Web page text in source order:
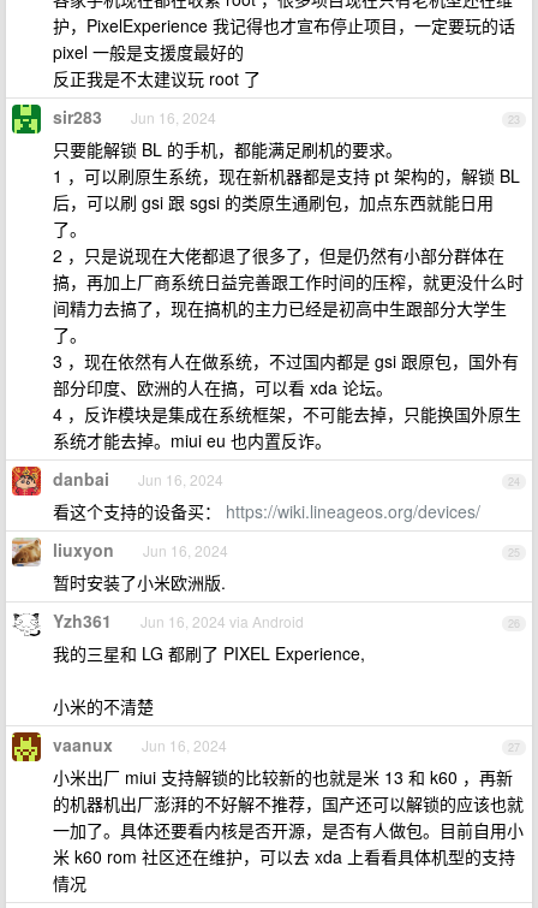
护，PixelExperience 我记得也才宣布停止项目，一定要玩的话
pixel 一般是支援度最好的
反正我是不太建议玩 root 了
23
sir283 Jun 16, 2024
只要能解锁 BL 的手机，都能满足刷机的要求。
1 ，可以刷原生系统，现在新机器都是支持 pt 架构的，解锁 BL
后，可以刷 gsi 跟 sgsi 的类原生通刷包，加点东西就能日用
了。
2 ，只是说现在大佬都退了很多了，但是仍然有小部分群体在
搞，再加上厂商系统日益完善跟工作时间的压榨，就更没什么时
间精力去搞了，现在搞机的主力已经是初高中生跟部分大学生
了。
3 ，现在依然有人在做系统，不过国内都是 gsi 跟原包，国外有
部分印度、欧洲的人在搞，可以看 xda 论坛。
4 ，反诈模块是集成在系统框架，不可能去掉，只能换国外原生
系统才能去掉。miui eu 也内置反诈。
24
danbai Jun 16, 2024
看这个支持的设备买： https://wiki.lineageos.org/devices/
25
liuxyon Jun 16, 2024
暂时安装了小米欧洲版.
26
Yzh361 Jun 16, 2024 via Android
我的三星和 LG 都刷了 PIXEL Experience,
小米的不清楚
27
vaanux Jun 16, 2024
小米出厂 miui 支持解锁的比较新的也就是米 13 和 k60 ，再新
的机器机出厂澎湃的不好解不推荐，国产还可以解锁的应该也就
一加了。具体还要看内核是否开源，是否有人做包。目前自用小
米 k60 rom 社区还在维护，可以去 xda 上看看具体机型的支持
情况